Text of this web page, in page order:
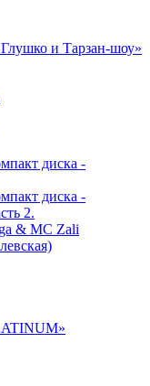
и Тарзан-шоу»
диска -
диска -
2.
& MC Zali